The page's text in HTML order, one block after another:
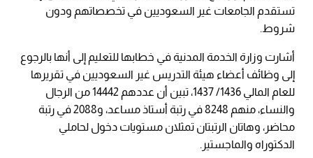
تستقدم الجامعات غير السعوديين في تخصصاتهم ودون
شروط.
أشارت وزارة الخدمة المدنية في خطابها للتعليم إلى أنها بالرجوع
إلى وظائف أعضاء هيئة التدريس غير السعوديين في تقريرها
للعام المالي 1436/ 1437، تبين أن عددهم 14442 من الرجال
والنساء، منهم 8248 في رتبة أستاذ مساعد، و2088 في رتبة
محاضر، وهاتان الرتبتان تمثلان مستويات دخول لحاملي
الدكتوراه والماجستير.